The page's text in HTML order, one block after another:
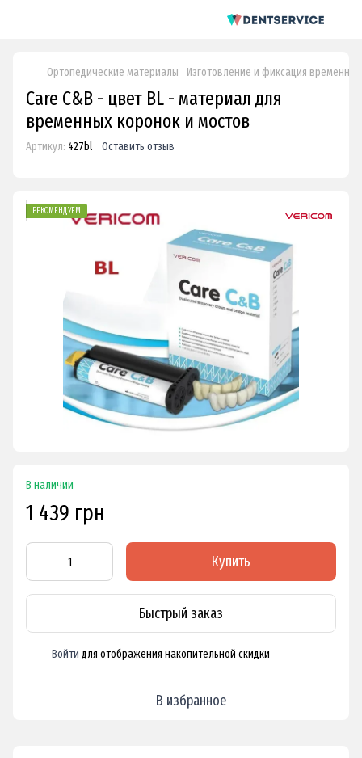
Ортопедические материалы Изготовление и фиксация
Care C&B - цвет BL - материал для
временных коронок и мостов
Артикул: 427bl Оставить отзыв
РЕКОМЕНДУЕМ
В наличии
1 439 грн
Купить
Быстрый заказ
Войти для отображения накопительной скидки
В избранное